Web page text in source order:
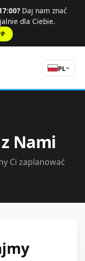
Daj nam znać
dla Ciebie.
PL
Nami
Ci zaplanować